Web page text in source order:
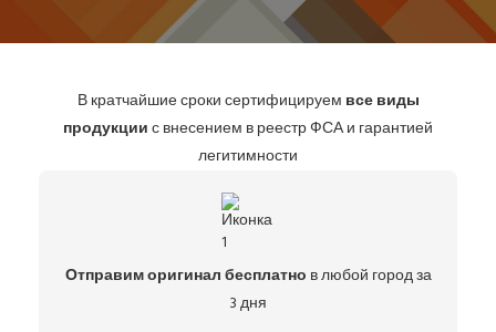
В кратчайшие сроки сертифицируем все виды
продукциис внесением в реестр ФСА и гарантией
легитимности
Отправим оригинал бесплатно в любой город за
3 дня